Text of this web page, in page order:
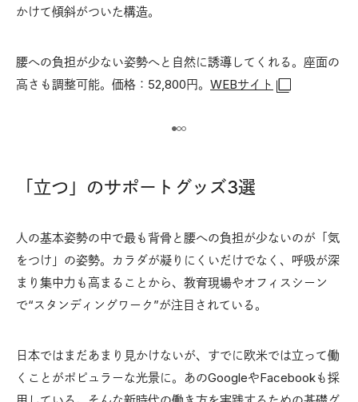
かけて傾斜がついた構造。
腰への負担が少ない姿勢へと自然に誘導してくれる。座面の
高さも調整可能。価格：52,800円。 WEBサイト
「立つ」のサポートグッズ3選
人の基本姿勢の中で最も背骨と腰への負担が少ないのが「気
をつけ」の姿勢。カラダが凝りにくいだけでなく、呼吸が深
まり集中力も高まることから、教育現場やオフィスシーン
で“スタンディングワーク”が注目されている。
日本ではまだあまり見かけないが、すでに欧米では立って働
くことがポピュラーな光景に。あのGoogleやFacebookも採